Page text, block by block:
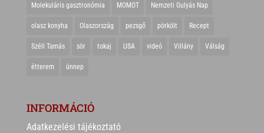
Molekuláris gasztronómia MOMOT Nemzeti Gulyás Nap
olasz konyha Olaszország pezsgő pörkölt Recept
Széll Tamás sör tokaj USA videó Villány Válság
étterem ünnep
INFORMÁCIÓ
Adatkezelési tájékoztató